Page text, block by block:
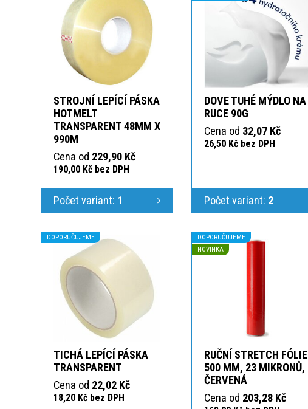
STROJNÍ LEPÍCÍ PÁSKA
HOTMELT
TRANSPARENT 48MM X
990M
Cena od 229,90 Kč
190,00 Kč bez DPH
Počet variant: 1
DOVE TUHÉ MÝDLO NA
RUCE 90G
Cena od 32,07 Kč
26,50 Kč bez DPH
Počet variant: 2
DOPORUČUJEME
TICHÁ LEPÍCÍ PÁSKA
TRANSPARENT
Cena od 22,02 Kč
18,20 Kč bez DPH
DOPORUČUJEME
NOVINKA
RUČNÍ STRETCH FÓLIE
500 MM, 23 MIKRONŮ,
ČERVENÁ
Cena od 203,28 Kč